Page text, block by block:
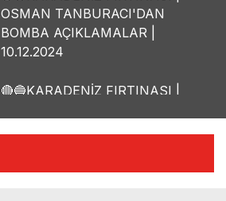
OSMAN TANBURACI'DAN
BOMBA AÇIKLAMALAR |
10.12.2024
🔴🔵KARADENİZ FIRTINASI |
🔴🔵KARADENİZ FIRTINASI |